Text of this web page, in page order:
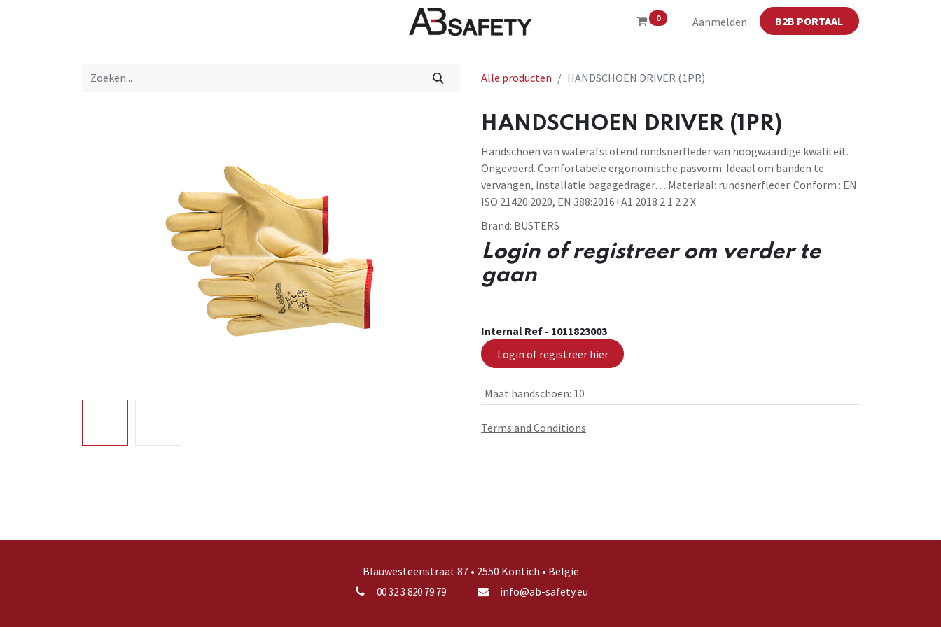
0 Aanmelden B2B PORTAAL
Winkel CE
Alle producten HANDSCHOEN DRIVER (1PR)
HANDSCHOEN DRIVER (1PR)
Handschoen van waterafstotend rundsnerfleder van hoogwaardige kwaliteit.
Ongevoerd. Comfortabele ergonomische pasvorm. Ideaal om banden te
vervangen, installatie bagagedrager… Materiaal: rundsnerfleder. Conform : EN
ISO 21420:2020, EN 388:2016+A1:2018 2 1 2 2 X
Brand: BUSTERS
Login of registreer om verder te
gaan
Internal Ref - 1011823003
Login of registreer hier
Maat handschoen: 10
Terms and Conditions
Blauwesteenstraat 87 • 2550 Kontich • België
00 32 3 820 79 79 info@ab-safety.eu